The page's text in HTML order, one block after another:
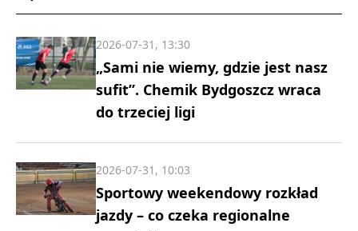
„Sami nie wiemy, gdzie jest nasz
sufit”. Chemik Bydgoszcz wraca
do trzeciej ligi
2026-07-31, 13:30
Sportowy weekendowy rozkład
jazdy – co czeka regionalne
2026-07-31, 10:03